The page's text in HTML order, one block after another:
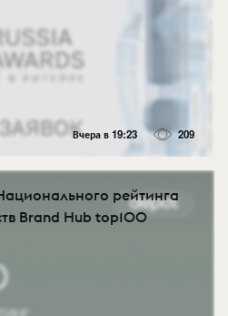
Вчера в 19:23 209
рейтинга
Brand Hub top100